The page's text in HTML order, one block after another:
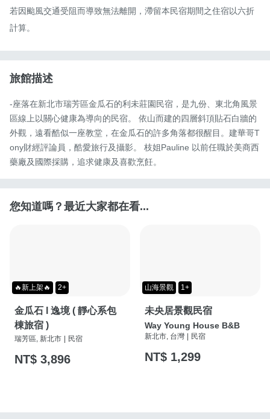
若因颱風交通受阻而導致無法離開，滯留本民宿期間之住宿以六折
計算。
旅館描述
-座落在新北市瑞芳區金瓜石的利未莊園民宿，是九份、東北角風景
區線上以關心健康為導向的民宿。 依山而建的四層斜頂貼石白牆的
外觀，遠看酷似一座教堂，在金瓜石的許多角落都很醒目。建華哥T
ony財經評論員，酷愛旅行及攝影。 枝姐Pauline 以前任職於美商西
藥廠及國際採購，追求健康及喜歡烹飪。
您知道嗎？最近大家都在看...
🔥新上架🔥 2+
金瓜石 l 逸境 ( 靜心系包
棟旅宿 )
瑞芳區, 新北市 | 民宿
NT$ 3,896
山海景觀 1+
未央居景觀民宿
Way Young House B&B
新北市, 台灣 | 民宿
NT$ 1,299